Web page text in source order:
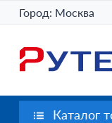
Город: Москва
Каталог